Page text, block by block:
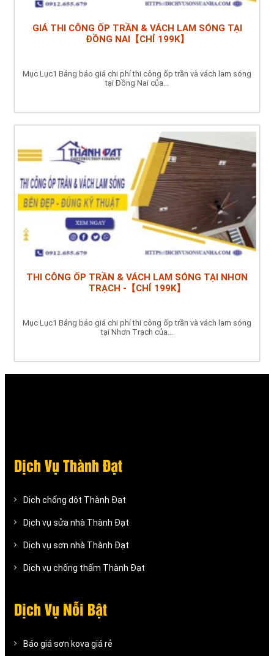
GIÁ THI CÔNG ỐP TRẦN & VÁCH LAM SÓNG TẠI
ĐỒNG NAI【CHỈ 199K】
Mục Lục1 Bảng báo giá chi phí thi công ốp trần và vách lam sóng
tại Đồng Nai của...
THI CÔNG ỐP TRẦN & VÁCH LAM SÓNG TẠI NHƠN
TRẠCH -【CHỈ 199K】
Mục Lục1 Bảng báo giá chi phí thi công ốp trần và vách lam sóng
tại Nhơn Trạch của...
Dịch Vụ Thành Đạt
Dịch chống dột Thành Đạt
Dịch vụ sửa nhà Thành Đạt
Dịch vụ sơn nhà Thành Đạt
Dịch vụ chống thấm Thành Đạt
Dịch Vụ Nỗi Bật
Báo giá sơn kova giá rẻ